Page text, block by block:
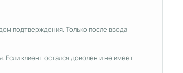
подтверждения. Только после ввода
Если клиент остался доволен и не имеет